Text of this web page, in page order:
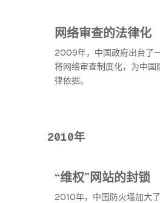
网络审查的法律化
2009年，中国政府出台了
将网络审查制度化，为中国
律依据。
2010年
“维权”网站的封锁
2010年，中国防火墙加大